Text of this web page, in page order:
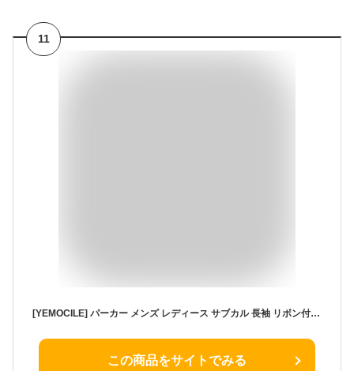
11
[YEMOCILE] パーカー メンズ レディース サブカル 長袖 リボン付き 韓国風 暗黒 ゴシック 原宿系 プルオーバー カジュアル ジッパー おしゃれ ゆったり フード付き 男女兼用 ストリート系 大きいサイズ 薄手 春秋冬
この商品をサイトでみる